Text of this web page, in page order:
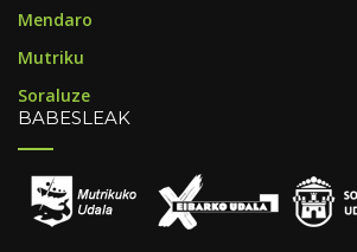
Mendaro
Mutriku
Soraluze
BABESLEAK